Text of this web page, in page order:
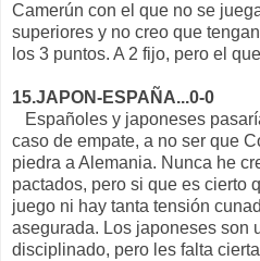
Camerún con el que no se
superiores y no creo que
los 3 puntos. A 2 fijo, pero el
15.JAPON-ESPAÑA...0-0
Españoles y japoneses
caso de empate, a no ser que
piedra a Alemania. Nunca he
pactados, pero si que es cierto
juego ni hay tanta tensión
asegurada. Los japoneses son
disciplinado, pero les falta